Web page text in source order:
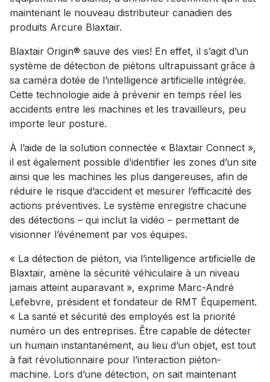
maintenant le nouveau distributeur canadien des
produits Arcure Blaxtair.
Blaxtair Origin® sauve des vies! En effet, il s’agit d’un
système de détection de piétons ultrapuissant grâce à
sa caméra dotée de l’intelligence artificielle intégrée.
Cette technologie aide à prévenir en temps réel les
accidents entre les machines et les travailleurs, peu
importe leur posture.
À l’aide de la solution connectée « Blaxtair Connect »,
il est également possible d’identifier les zones d’un site
ainsi que les machines les plus dangereuses, afin de
réduire le risque d’accident et mesurer l’efficacité des
actions préventives. Le système enregistre chacune
des détections – qui inclut la vidéo – permettant de
visionner l’événement par vos équipes.
« La détection de piéton, via l’intelligence artificielle de
Blaxtair, amène la sécurité véhiculaire à un niveau
jamais atteint auparavant », exprime Marc-André
Lefebvre, président et fondateur de RMT Équipement.
« La santé et sécurité des employés est la priorité
numéro un des entreprises. Être capable de détecter
un humain instantanément, au lieu d’un objet, est tout
à fait révolutionnaire pour l’interaction piéton-
machine. Lors d’une détection, on sait maintenant